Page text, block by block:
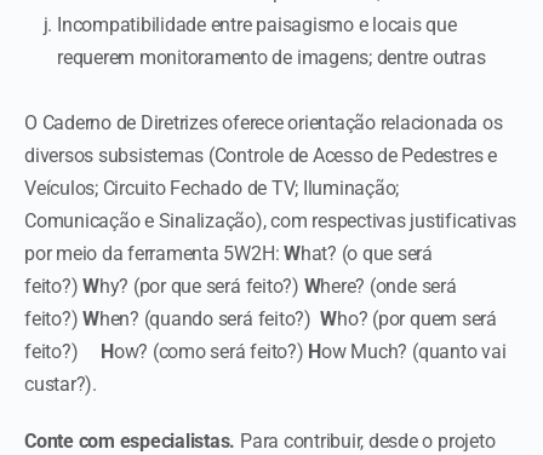
Incompatibilidade entre paisagismo e locais que
requerem monitoramento de imagens; dentre outras
O Caderno de Diretrizes oferece orientação relacionada os
diversos subsistemas (Controle de Acesso de Pedestres e
Veículos; Circuito Fechado de TV; Iluminação;
Comunicação e Sinalização), com respectivas justificativas
por meio da ferramenta 5W2H:What? (o que será
feito?)Why? (por que será feito?) Where? (onde será
feito?)When? (quando será feito?)Who? (por quem será
feito?) How? (como será feito?) How Much? (quanto vai
custar?).
Conte com especialistas. Para contribuir, desde o projeto